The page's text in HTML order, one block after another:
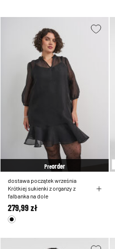
Preorder
dostawa początek września
Krótkiej sukienki z organzy z
falbanka na dole
279,99 zł